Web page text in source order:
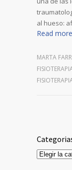
al hueso:
Read more
MARTA
Categorias